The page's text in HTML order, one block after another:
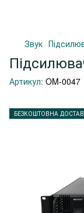
Звук
Артикул: OM-0047
БЕЗКОШТОВНА